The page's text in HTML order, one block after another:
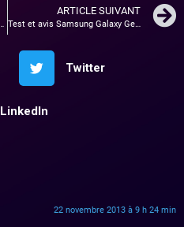
ARTICLE SUIVANT
Test et avis Samsung Galaxy Gear – La montre connectée
Twitter
LinkedIn
22 novembre 2013 à 9 h 24 min